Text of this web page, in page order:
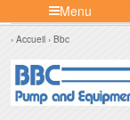
Menu
Accueil Bbc